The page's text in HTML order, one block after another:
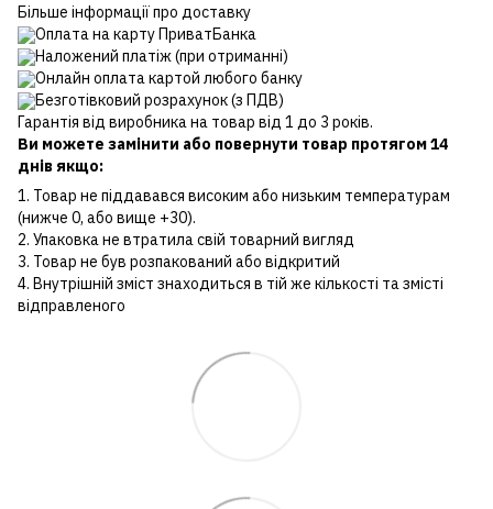
Більше інформації про доставку
Оплата на карту ПриватБанка
Наложений платіж (при отриманні)
Онлайн оплата картой любого банку
Безготівковий розрахунок (з ПДВ)
Гарантія від виробника на товар від 1 до 3 років.
Ви можете замінити або повернути товар протягом 14
днів якщо:
1. Товар не піддавався високим або низьким температурам
(нижче 0, або вище +30).
2. Упаковка не втратила свій товарний вигляд
3. Товар не був розпакований або відкритий
4. Внутрішній зміст знаходиться в тій же кількості та змісті
відправленого